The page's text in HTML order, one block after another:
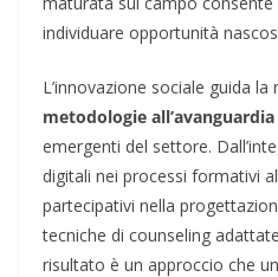
individuare opportunità
L’innovazione sociale guida
metodologie all’avanguardia
emergenti del settore.
digitali nei processi formativi
partecipativi nella
tecniche di counseling
risultato è un approccio che